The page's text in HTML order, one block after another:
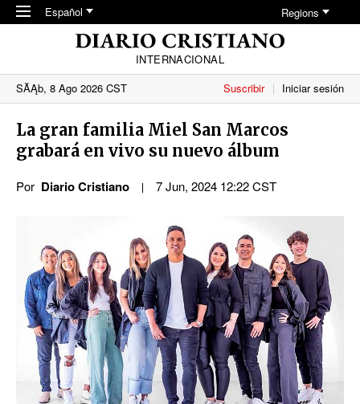
Skip to main content
Español Regions
INTERNACIONAL
SĂĄb, 8 Ago 2026 CST
Suscribir Iniciar sesión
La gran familia Miel San Marcos
grabará en vivo su nuevo álbum
Por Diario Cristiano 7 Jun, 2024 12:22 CST